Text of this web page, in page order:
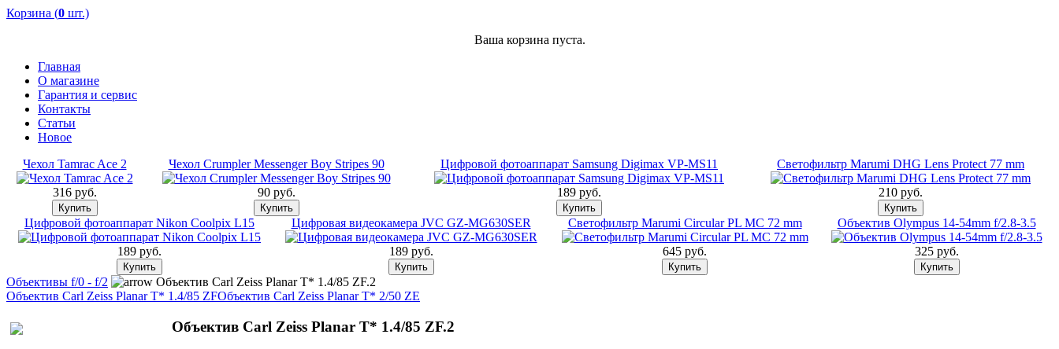
Корзина (0 шт.)
Ваша корзина пуста.
Главная
О магазине
Гарантия и сервис
Контакты
Статьи
Новое
Чехол Tamrac Ace 2
316 pуб.
Чехол Crumpler Messenger Boy Stripes 90
90 pуб.
Цифровой фотоаппарат Samsung Digimax VP-MS11
189 pуб.
Светофильтр Marumi DHG Lens Protect 77 mm
210 pуб.
Цифровой фотоаппарат Nikon Coolpix L15
189 pуб.
Цифровая видеокамера JVC GZ-MG630SER
189 pуб.
Светофильтр Marumi Circular PL MC 72 mm
645 pуб.
Объектив Olympus 14-54mm f/2.8-3.5
325 pуб.
Объективы f/0 - f/2
Объектив Carl Zeiss Planar T* 1.4/85 ZF.2
Объектив Carl Zeiss Planar T* 1.4/85 ZFОбъектив Carl Zeiss Planar T* 2/50 ZE
Объектив Carl Zeiss Planar T* 1.4/85 ZF.2